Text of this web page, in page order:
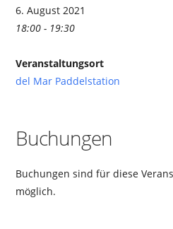
6. August 2021
18:00 - 19:30
Veranstaltungsort
del Mar Paddelstation
Buchungen
Buchungen sind für diese
möglich.